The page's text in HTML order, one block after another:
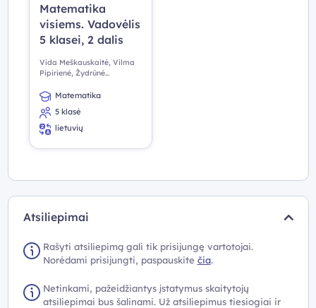
Matematika
visiems. Vadovėlis
5 klasei, 2 dalis
Vida Meškauskaitė, Vilma
Pipirienė, Žydrūnė
Matematika
5 klasė
lietuvių
Atsiliepimai
Rašyti atsiliepimą gali tik prisijungę vartotojai.
Norėdami prisijungti, paspauskite čia.
Netinkami, pažeidžiantys įstatymus skaitytojų
atsiliepimai bus šalinami. Už atsiliepimus tiesiogiai ir